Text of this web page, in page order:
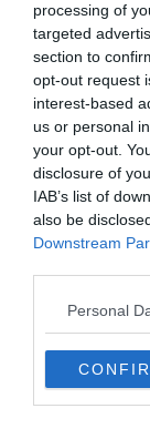
processing of
targeted
section to
opt-out request
interest-based
us or personal
your opt-out.
disclosure of
IAB’s list of
also be
Downstream
Personal
assister à des
déroulent
accessible en
permettent de
cette
Mine de